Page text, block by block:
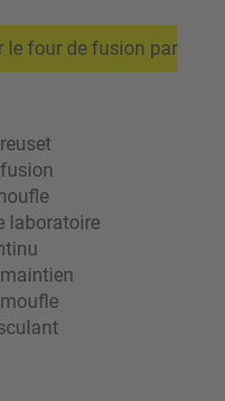
le four de fusion par
laboratoire